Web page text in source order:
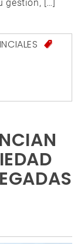
gestión, […]